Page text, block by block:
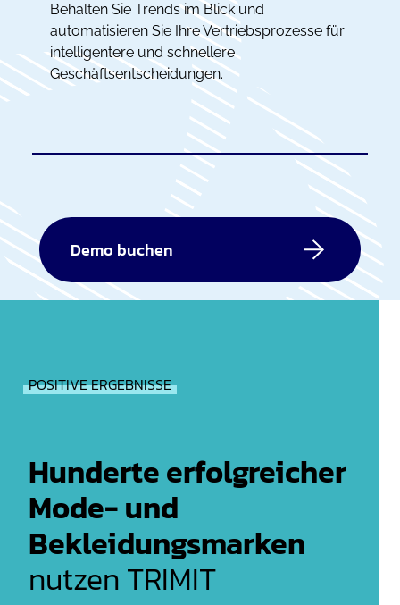
Behalten Sie Trends im Blick und
automatisieren Sie Ihre Vertriebsprozesse für
intelligentere und schnellere
Geschäftsentscheidungen.
Demo buchen
POSITIVE ERGEBNISSE
Hunderte erfolgreicher
Mode- und
Bekleidungsmarken
nutzen TRIMIT